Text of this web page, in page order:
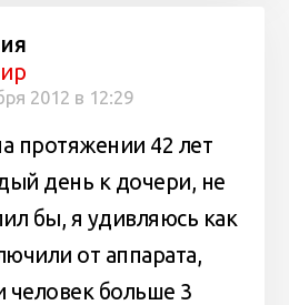
2012 в 12:29
протяжении 42 лет
день к дочери, не
бы, я удивляюсь как
от аппарата,
человек больше 3